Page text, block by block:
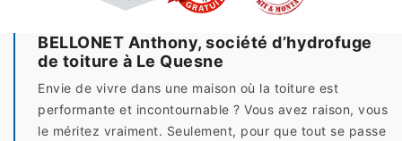
BELLONET Anthony, société d’hydrofuge
de toiture à Le Quesne
Envie de vivre dans une maison où la toiture est
performante et incontournable ? Vous avez raison, vous
le méritez vraiment. Seulement, pour que tout se passe